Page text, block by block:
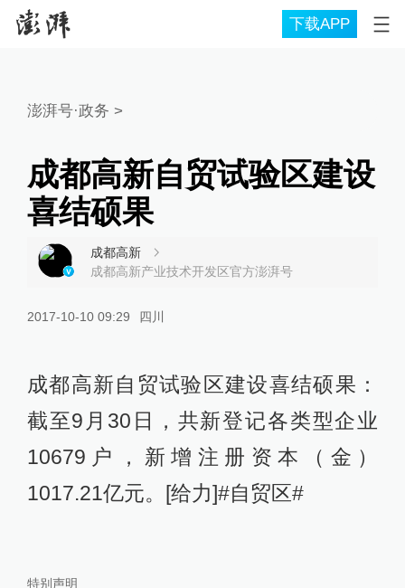
下载APP
澎湃号·政务 >
成都高新自贸试验区建设
喜结硕果
成都高新
成都高新产业技术开发区官方澎湃号
2017-10-10 09:29 四川
成都高新自贸试验区建设喜结硕果：
截至9月30日，共新登记各类型企业
10679户，新增注册资本（金）
1017.21亿元。[给力]#自贸区#
特别声明